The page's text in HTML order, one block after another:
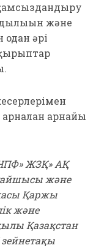
және
әрі
арнайы
ЖЗҚ» АҚ
және
Қаржы
және
Қазақстан